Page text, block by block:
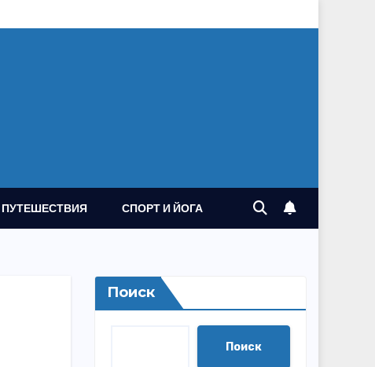
ПУТЕШЕСТВИЯ СПОРТ И ЙОГА
Поиск
Поиск